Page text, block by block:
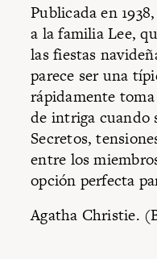
Publicada en
a la familia Lee,
las fiestas
parece ser una
rápidamente
de intriga cuando
Secretos,
entre los
opción perfecta
Agatha Christie.